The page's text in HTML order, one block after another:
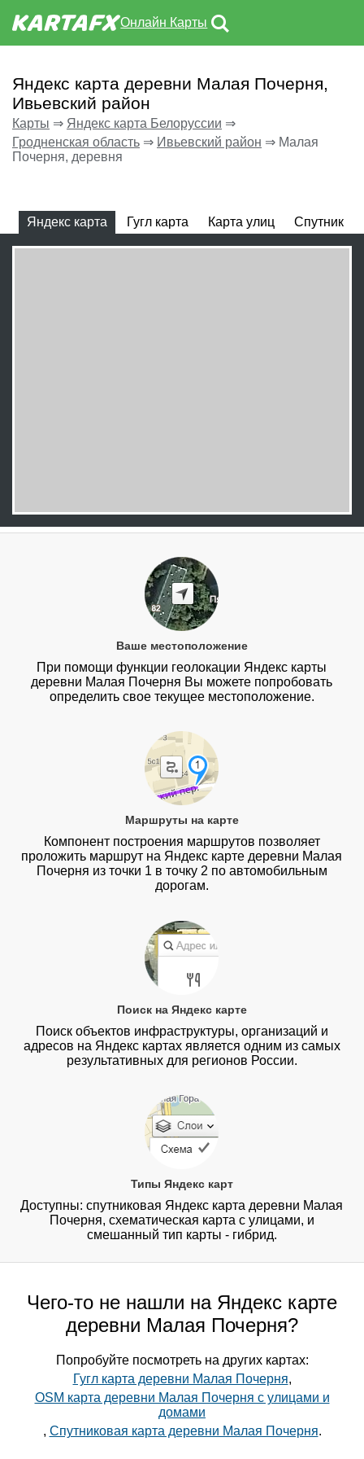
Онлайн Карты
Яндекс карта деревни Малая Почерня,
Ивьевский район
Карты ⇒ Яндекс карта Белоруссии ⇒
Гродненская область ⇒ Ивьевский район ⇒ Малая
Почерня, деревня
Яндекс карта Гугл карта Карта улиц Спутник
Ваше местоположение
При помощи функции геолокации Яндекс карты
деревни Малая Почерня Вы можете попробовать
определить свое текущее местоположение.
Маршруты на карте
Компонент построения маршрутов позволяет
проложить маршрут на Яндекс карте деревни Малая
Почерня из точки 1 в точку 2 по автомобильным
дорогам.
Поиск на Яндекс карте
Поиск объектов инфраструктуры, организаций и
адресов на Яндекс картах является одним из самых
результативных для регионов России.
Типы Яндекс карт
Доступны: спутниковая Яндекс карта деревни Малая
Почерня, схематическая карта с улицами, и
смешанный тип карты - гибрид.
Чего-то не нашли на Яндекс карте
деревни Малая Почерня?
Попробуйте посмотреть на других картах:
Гугл карта деревни Малая Почерня,
OSM карта деревни Малая Почерня с улицами и
домами
, Спутниковая карта деревни Малая Почерня.